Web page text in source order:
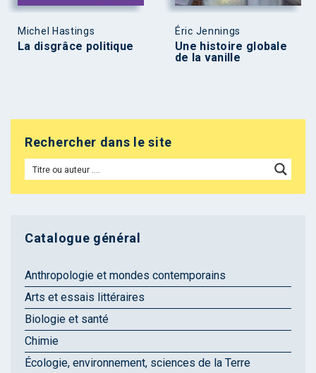
Michel Hastings
La disgrâce politique
Éric Jennings
Une histoire globale
de la vanille
Rechercher dans le site
Catalogue général
Anthropologie et mondes contemporains
Arts et essais littéraires
Biologie et santé
Chimie
Écologie, environnement, sciences de la Terre